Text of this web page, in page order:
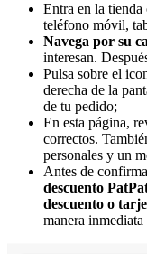
Entra en la tienda
teléfono móvil,
Navega por su
interesan.
Pulsa sobre el
derecha de la
de tu pedido;
En esta página,
correctos.
personales y un
Antes de
descuento
descuento o
manera